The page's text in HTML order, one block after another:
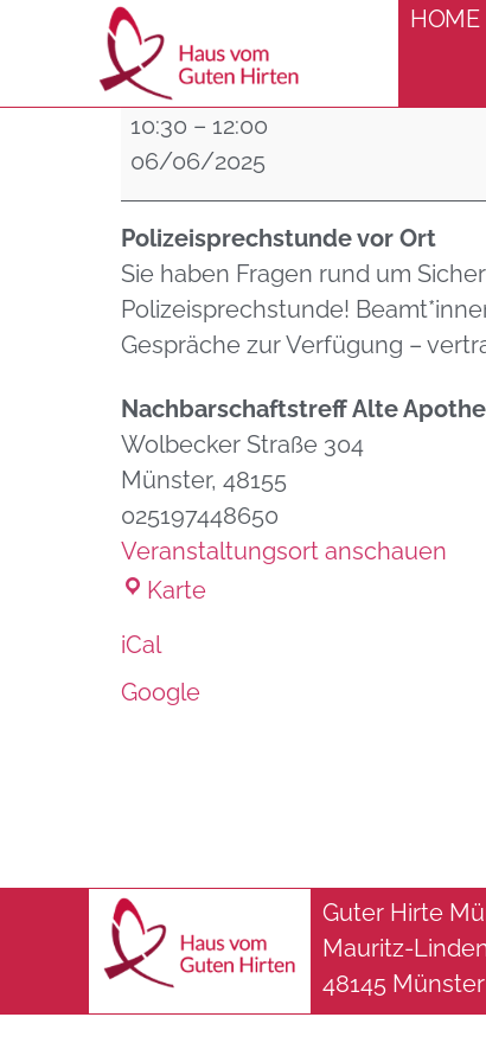
HOME
10:30 – 12:00
06/06/2025
Polizeisprechstunde vor Ort
Sie haben Fragen rund um
Polizeisprechstunde!
Gespräche zur Verfügung –
Nachbarschaftstreff Alte
Wolbecker Straße 304
Münster, 48155
025197448650
Veranstaltungsort anschauen
Karte
iCal
Google
Guter Hirte
Mauritz-
48145 Münster